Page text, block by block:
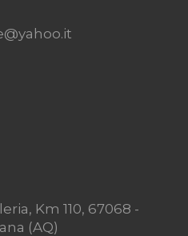
Km 110, 67068 -
(AQ)